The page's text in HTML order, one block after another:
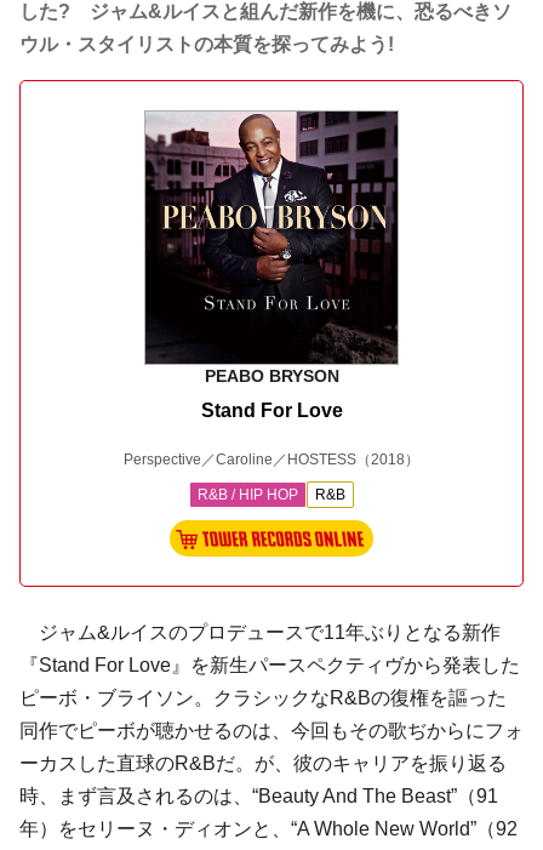
した? ジャム&ルイスと組んだ新作を機に、恐るべきソ
ウル・スタイリストの本質を探ってみよう!
PEABO BRYSON
Stand For Love
Perspective／Caroline／HOSTESS （2018）
R&B / HIP HOP R&B
ジャム&ルイスのプロデュースで11年ぶりとなる新作
『Stand For Love』を新生パースペクティヴから発表した
ピーボ・ブライソン。クラシックなR&Bの復権を謳った
同作でピーボが聴かせるのは、今回もその歌ぢからにフォ
ーカスした直球のR&Bだ。が、彼のキャリアを振り返る
時、まず言及されるのは、“Beauty And The Beast”（91
年）をセリーヌ・ディオンと、“A Whole New World”（92